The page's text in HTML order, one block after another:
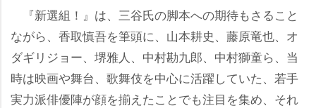
『新選組！』は、三谷氏の脚本への期待もさること
ながら、香取慎吾を筆頭に、山本耕史、藤原竜也、オ
ダギリジョー、堺雅人、中村勘九郎、中村獅童ら、当
時は映画や舞台、歌舞伎を中心に活躍していた、若手
実力派俳優陣が顔を揃えたことでも注目を集め、それ